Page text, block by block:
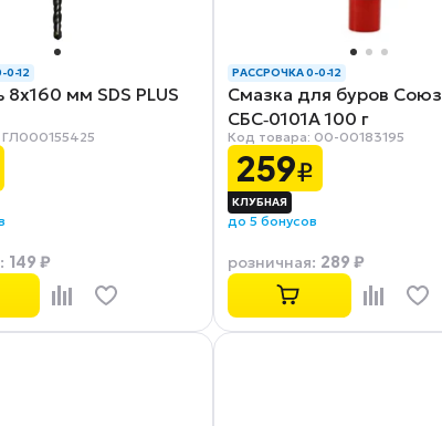
0-12
8x160 мм SDS PLUS
: 149 ₽
РАССРОЧКА 0-0-12
Смазка для буров Союз
СБС‑0101А 100 г
Код товара: 00-00183195
259₽
до 5 бонусов
розничная: 289 ₽